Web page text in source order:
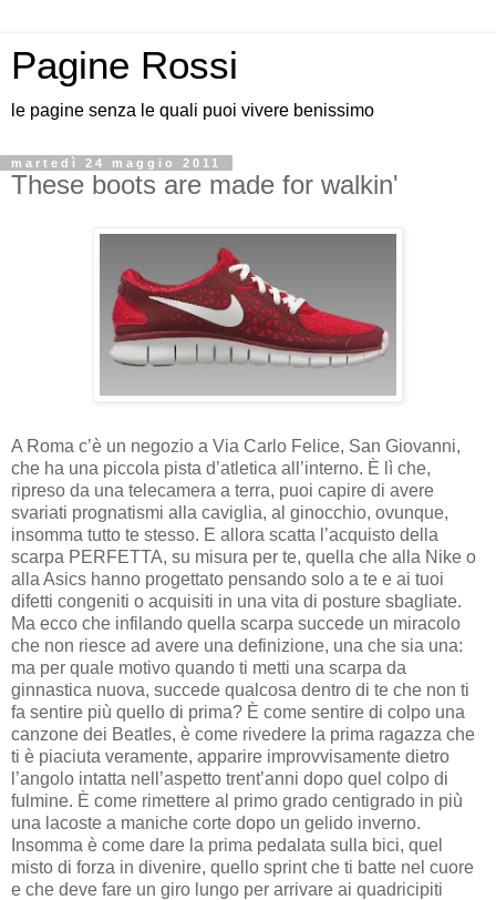
Pagine Rossi
le pagine senza le quali puoi vivere benissimo
martedì 24 maggio 2011
These boots are made for walkin'
A Roma c’è un negozio a Via Carlo Felice, San Giovanni,
che ha una piccola pista d’atletica all’interno. È lì che,
ripreso da una telecamera a terra, puoi capire di avere
svariati prognatismi alla caviglia, al ginocchio, ovunque,
insomma tutto te stesso. E allora scatta l’acquisto della
scarpa PERFETTA, su misura per te, quella che alla Nike o
alla Asics hanno progettato pensando solo a te e ai tuoi
difetti congeniti o acquisiti in una vita di posture sbagliate.
Ma ecco che infilando quella scarpa succede un miracolo
che non riesce ad avere una definizione, una che sia una:
ma per quale motivo quando ti metti una scarpa da
ginnastica nuova, succede qualcosa dentro di te che non ti
fa sentire più quello di prima? È come sentire di colpo una
canzone dei Beatles, è come rivedere la prima ragazza che
ti è piaciuta veramente, apparire improvvisamente dietro
l’angolo intatta nell’aspetto trent’anni dopo quel colpo di
fulmine. È come rimettere al primo grado centigrado in più
una lacoste a maniche corte dopo un gelido inverno.
Insomma è come dare la prima pedalata sulla bici, quel
misto di forza in divenire, quello sprint che ti batte nel cuore
e che deve fare un giro lungo per arrivare ai quadricipiti